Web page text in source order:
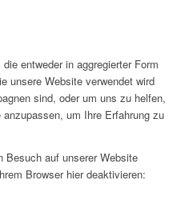
entweder in aggregierter Form
unsere Website verwendet wird
sind, oder um uns zu helfen,
um Ihre Erfahrung zu
Besuch auf unserer Website
Browser hier deaktivieren: